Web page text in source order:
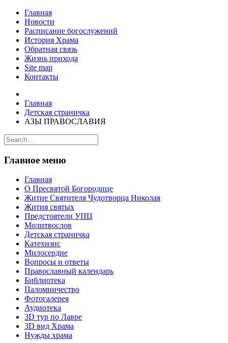
Главная
Новости
Расписание богослужений
История Храма
Обратная связь
Жизнь прихода
Site map
Контакты
Главная
Детская страничка
АЗЫ ПРАВОСЛАВИЯ
Главное меню
Главная
О Пресвятой Богородице
Житие Святителя Чудотворца Николая
Жития святых
Предстоятели УПЦ
Молитвослов
Детская страничка
Катехизис
Милосердие
Вопросы и ответы
Православный календарь
Библиотека
Паломничество
Фотогалерея
Аудиотека
3D тур по Лавре
3D вид Храма
Нужды храма